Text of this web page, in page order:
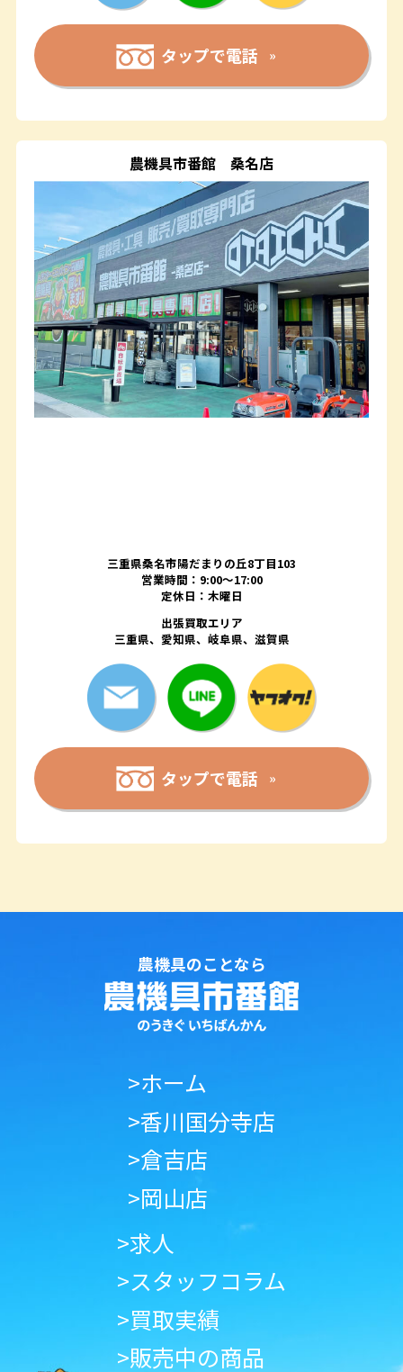
タップで電話
農機具市番館 桑名店
三重県桑名市陽だまりの丘8丁目103
営業時間：9:00〜17:00
定休日：木曜日
出張買取エリア
三重県、愛知県、岐阜県、滋賀県
タップで電話
農機具のことなら
>ホーム
>香川国分寺店
>倉吉店
>岡山店
>求人
>スタッフコラム
>買取実績
>販売中の商品